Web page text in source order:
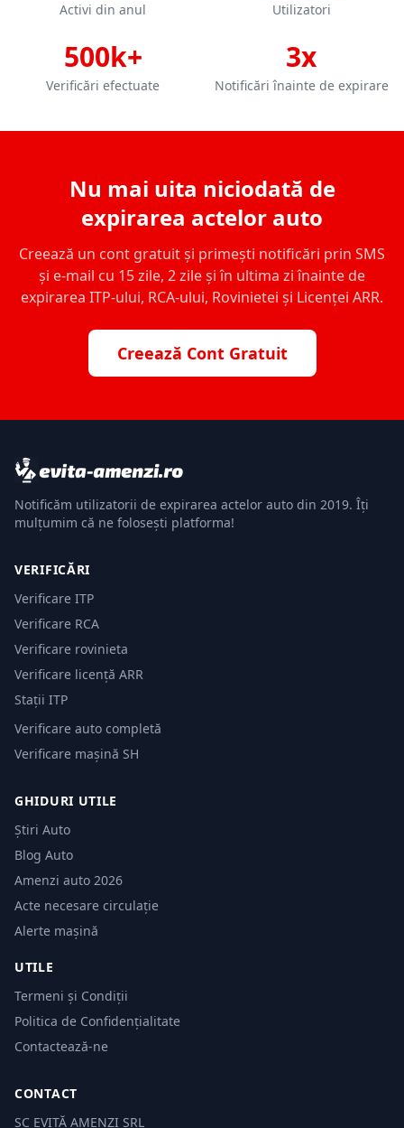
Activi din anul Utilizatori
500k+
Verificări efectuate
3x
Notificări înainte de expirare
Nu mai uita niciodată de
expirarea actelor auto
Creează un cont gratuit și primești notificări prin SMS
și e-mail cu 15 zile, 2 zile și în ultima zi înainte de
expirarea ITP-ului, RCA-ului, Rovinietei și Licenței ARR.
Creează Cont Gratuit
Notificăm utilizatorii de expirarea actelor auto din 2019. Îți
mulțumim că ne folosești platforma!
VERIFICĂRI
Verificare ITP
Verificare RCA
Verificare rovinieta
Verificare licență ARR
Stații ITP
Verificare auto completă
Verificare mașină SH
GHIDURI UTILE
Știri Auto
Blog Auto
Amenzi auto 2026
Acte necesare circulație
Alerte mașină
UTILE
Termeni și Condiții
Politica de Confidențialitate
Contactează-ne
CONTACT
SC EVITĂ AMENZI SRL